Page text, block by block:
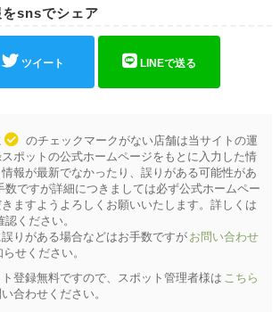
snsでシェア
ツイート LINEで送る
のチェックマークがない店舗は当サイトの運
ポットの公式ホームページをもとに入力した情
報が最新でなかったり、誤りがある可能性があ
数ですが詳細につきましては必ず公式ホームペー
ますようよろしくお願いいたします。詳しくは
認ください。
りがある場合などはお手数ですが お問い合わせ
せください。
登録無料ですので、スポット管理者様は こちら
合わせください。